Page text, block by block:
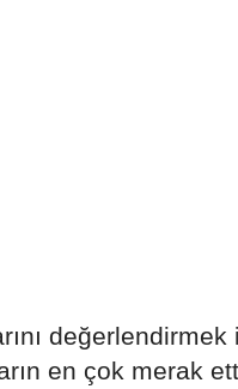
değerlendirmek
en çok merak